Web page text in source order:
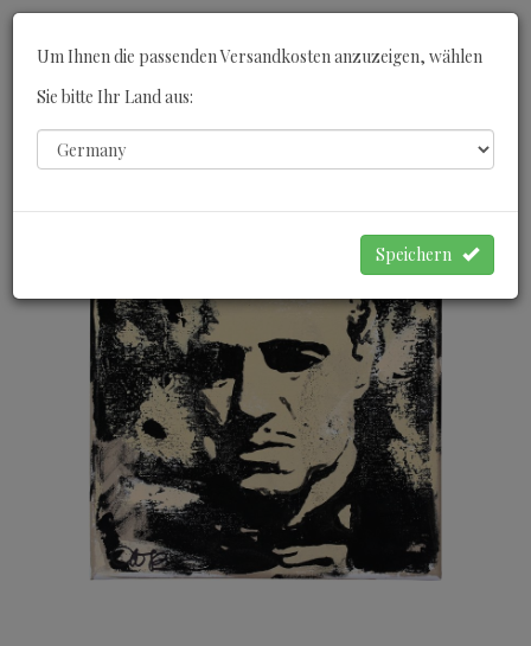
Um Ihnen die passenden Versandkosten anzuzeigen, wählen
Sie bitte Ihr Land aus:
Speichern